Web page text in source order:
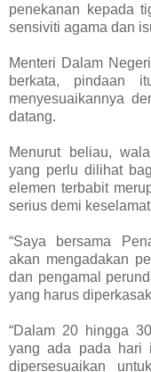
penekanan kepada
sensiviti agama dan
Menteri Dalam
berkata, pindaan
menyesuaikannya
datang.
Menurut beliau,
yang perlu dilihat
elemen terbabit
serius demi
“Saya bersama
akan mengadakan
dan pengamal
yang harus
“Dalam 20 hingga
yang ada pada hari
dipersesuaikan